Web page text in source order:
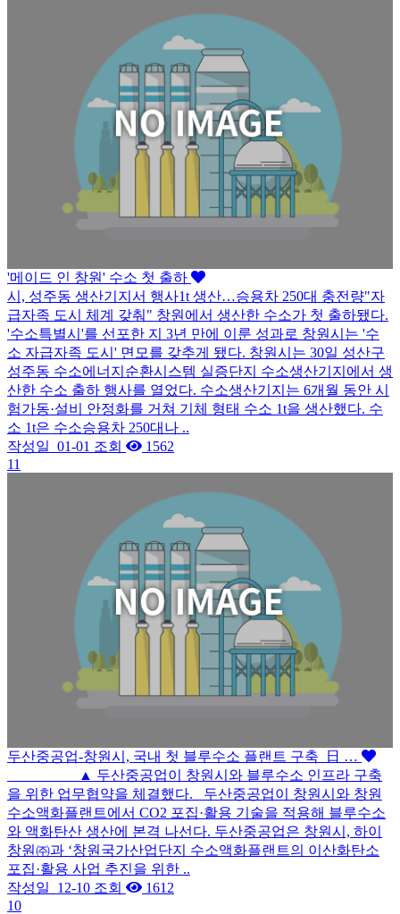
'메이드 인 창원' 수소 첫 출하
시, 성주동 생산기지서 행사1t 생산…승용차 250대 충전량"자
급자족 도시 체계 갖춰" 창원에서 생산한 수소가 첫 출하됐다.
'수소특별시'를 선포한 지 3년 만에 이룬 성과로 창원시는 '수
소 자급자족 도시' 면모를 갖추게 됐다. 창원시는 30일 성산구
성주동 수소에너지순환시스템 실증단지 수소생산기지에서 생
산한 수소 출하 행사를 열었다. 수소생산기지는 6개월 동안 시
험가동·설비 안정화를 거쳐 기체 형태 수소 1t을 생산했다. 수
소 1t은 수소승용차 250대나 ..
작성일 01-01 조회
1562
11
두산중공업-창원시, 국내 첫 블루수소 플랜트 구축_日 …
▲ 두산중공업이 창원시와 블루수소 인프라 구축
을 위한 업무협약을 체결했다. 두산중공업이 창원시와 창원
수소액화플랜트에서 CO2 포집·활용 기술을 적용해 블루수소
와 액화탄산 생산에 본격 나선다. 두산중공업은 창원시, 하이
창원㈜과 ‘창원국가산업단지 수소액화플랜트의 이산화탄소
포집·활용 사업 추진을 위한 ..
작성일
12-10 조회
1612
10